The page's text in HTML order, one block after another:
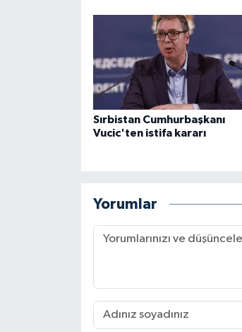
Sırbistan Cumhurbaşkanı
Vucic'ten istifa kararı
Yorumlar